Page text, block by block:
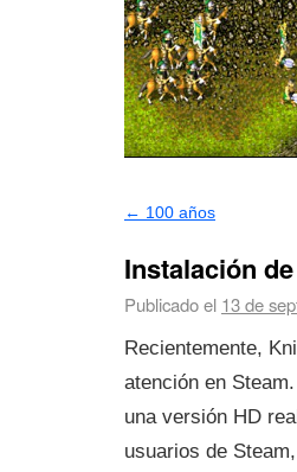
← 100 años
Instalación
Publicado el 13 de
Recientemente,
atención en
una versión HD
usuarios de